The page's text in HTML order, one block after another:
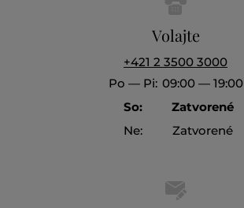
Volajte
+421 2 3500 3000
Po — Pi: 09:00 — 19:00
So:
Zatvorené
Ne:
Zatvorené